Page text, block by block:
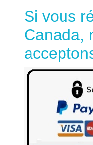
Si vous
Canada,